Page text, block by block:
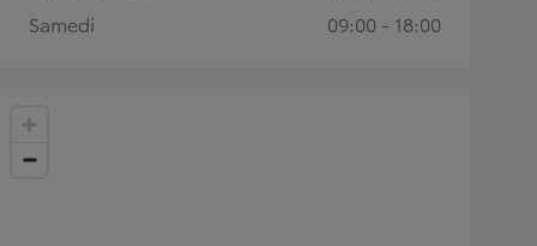
Samedi
09:00 - 18:00